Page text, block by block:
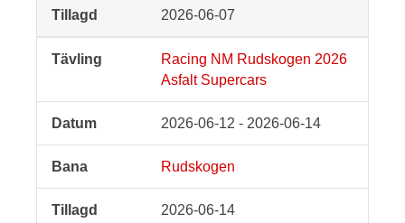
2026-06-07
Racing NM Rudskogen 2026
Asfalt Supercars
2026-06-12 - 2026-06-14
Rudskogen
2026-06-14